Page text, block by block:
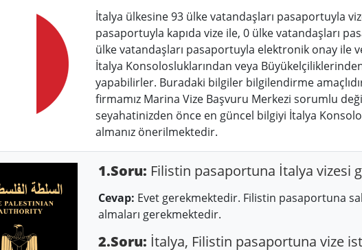
İtalya ülkesine 93 ülke vatandaşları pasaportuyla
pasaportuyla kapıda vize ile, 0 ülke vatandaşları
ülke vatandaşları pasaportuyla elektronik onay ile
İtalya Konsolosluklarından veya
yapabilirler. Buradaki bilgiler bilgilendirme
firmamız Marina Vize Başvuru Merkezi sorumlu
seyahatinizden önce en güncel bilgiyi İtalya
almanız önerilmektedir.
1.Soru: Filistin pasaportuna İtalya vizesi
Cevap: Evet gerekmektedir. Filistin pasaportuna
almaları gerekmektedir.
2.Soru: İtalya, Filistin pasaportuna vize